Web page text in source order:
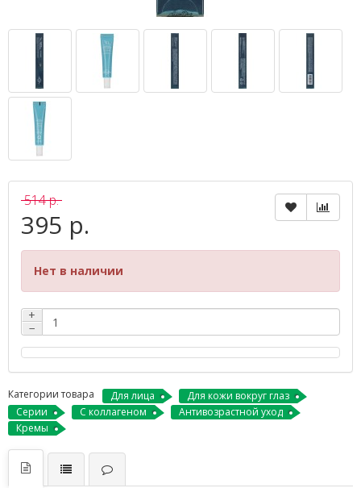
514 р.
395 р.
Нет в наличии
+
−
Категории товара Для лица
Для кожи вокруг глаз
Серии
С коллагеном
Антивозрастной уход
Кремы